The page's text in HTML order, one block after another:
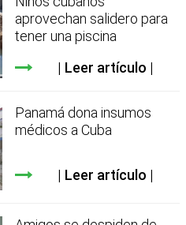
aprovechan salidero para
tener una piscina
Leer artículo
Panamá dona insumos
médicos a Cuba
Leer artículo